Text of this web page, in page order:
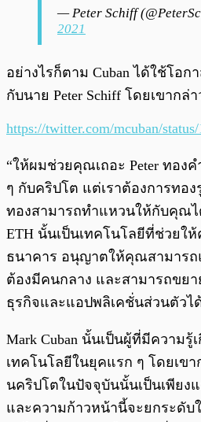
— Peter Schiff
2021
อย่างไรก็ตาม Cuban ได้ใช้โอ
กับนาย Peter Schiff โดยเขากล่า
https://twitter.com/mcuban/
“ให้ผมช่วยคุณเถอะ Peter ทอง
ๆ กับคริปโต แต่เราต้องการทอ
ทองสามารถทำแหวนให้กับคุณ
ETH นั้นเป็นเทคโนโลยีที่ช่วยใ
ธนาคาร อนุญาตให้คุณสามารถ
ต้องมีคนกลาง และสามารถขย
ธุรกิจและแอปพลิเคชั่นส่วนตัวไ
Mark Cuban นั้นเป็นผู้ที่มีความรู้
เทคโนโลยีในยุคแรก ๆ โดยเข
นคริปโตในปัจจุบันนั้นเป็นเพียง
และความก้าวหน้านี้จะยกระดั